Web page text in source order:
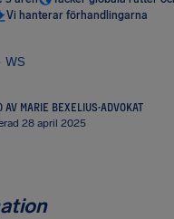
Vi hanterar förhandlingarna
WS
AV MARIE BEXELIUS·ADVOKAT
28 april 2025